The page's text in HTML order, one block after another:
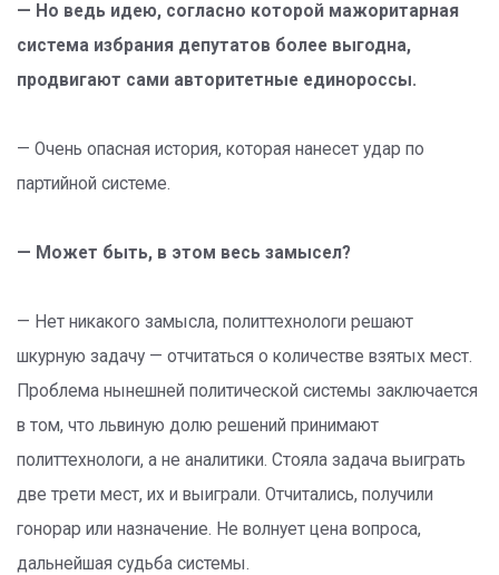
— Но ведь идею, согласно которой мажоритарная
система избрания депутатов более выгодна,
продвигают сами авторитетные единороссы.
— Очень опасная история, которая нанесет удар по
партийной системе.
— Может быть, в этом весь замысел?
— Нет никакого замысла, политтехнологи решают
шкурную задачу — отчитаться о количестве взятых мест.
Проблема нынешней политической системы заключается
в том, что львиную долю решений принимают
политтехнологи, а не аналитики. Стояла задача выиграть
две трети мест, их и выиграли. Отчитались, получили
гонорар или назначение. Не волнует цена вопроса,
дальнейшая судьба системы.